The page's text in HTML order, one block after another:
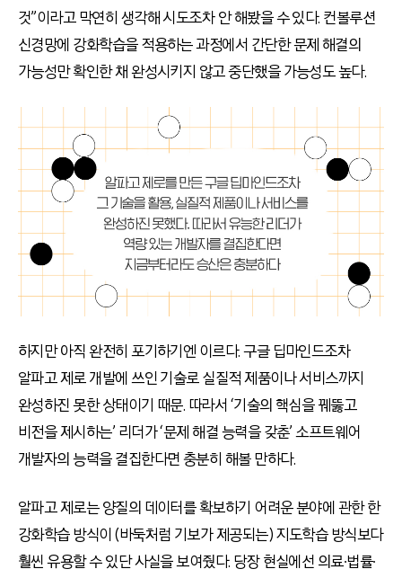
것”이라고 막연히 생각해 시도조차 안 해봤을 수 있다. 컨볼루션
신경망에 강화학습을 적용하는 과정에서 간단한 문제 해결의
가능성만 확인한 채 완성시키지 않고 중단했을 가능성도 높다.
하지만 아직 완전히 포기하기엔 이르다. 구글 딥마인드조차
알파고 제로 개발에 쓰인 기술로 실질적 제품이나 서비스까지
완성하진 못한 상태이기 때문. 따라서 ‘기술의 핵심을 꿰뚫고
비전을 제시하는’ 리더가 ‘문제 해결 능력을 갖춘’ 소프트웨어
개발자의 능력을 결집한다면 충분히 해볼 만하다.
알파고 제로는 양질의 데이터를 확보하기 어려운 분야에 관한 한
강화학습 방식이 (바둑처럼 기보가 제공되는) 지도학습 방식보다
훨씬 유용할 수 있단 사실을 보여줬다. 당장 현실에선 의료∙법률∙